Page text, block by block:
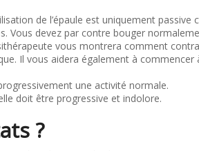
de l’épaule est uniquement passive
Vous devez par contre bouger
vous montrera comment
Il vous aidera également à commencer
une activité normale.
doit être progressive et indolore.
?